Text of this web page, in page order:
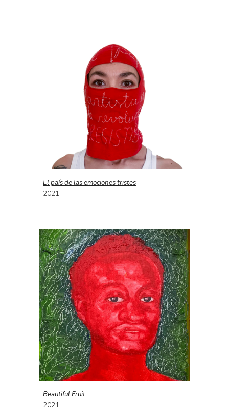
El país de las emociones tristes
2021
Beautiful Fruit
2021